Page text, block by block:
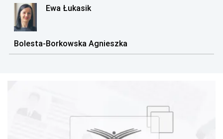
Ewa Łukasik
Bolesta-Borkowska Agnieszka